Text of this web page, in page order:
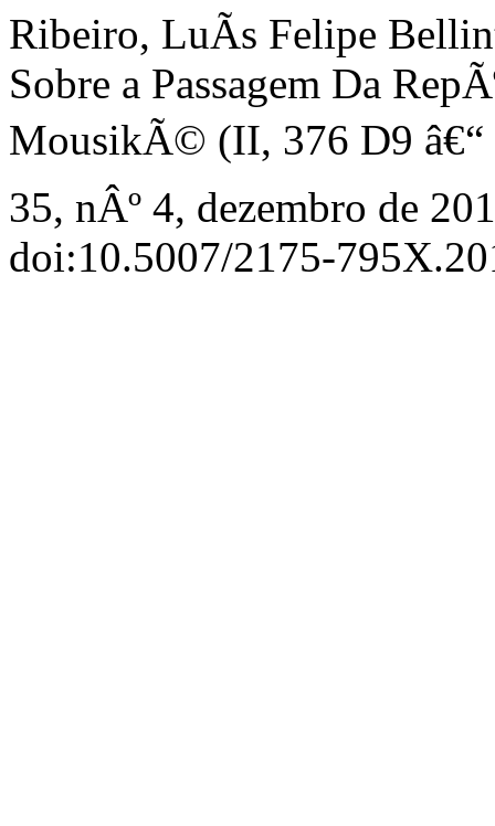
Ribeiro, LuÃ­s Felipe
Sobre a Passagem Da
MousikÃ© (II, 376 D9 â€“
35, nÂº 4, dezembro de
doi:10.5007/2175-